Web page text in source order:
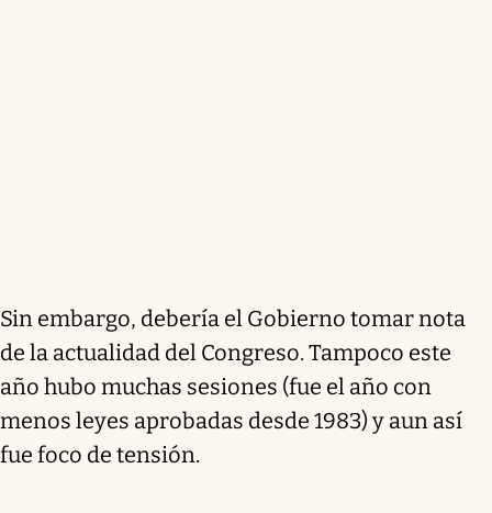
Sin embargo, debería el Gobierno tomar nota
de la actualidad del Congreso. Tampoco este
año hubo muchas sesiones (fue el año con
menos leyes aprobadas desde 1983) y aun así
fue foco de tensión.